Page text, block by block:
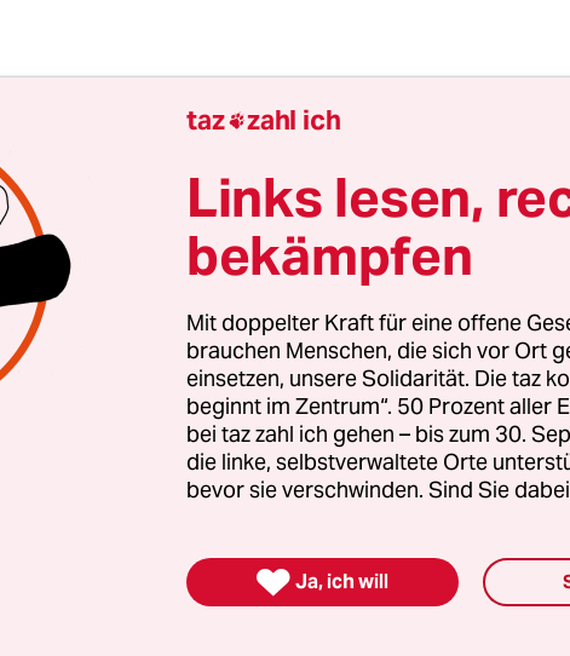
Henning Bleyl
gesetzte Mittfünfziger im dunklen Anzug wird
ungeduldig. „Es ist gleich viertel vor zehn, da will ich
mehr über den Nationalsozialismus reden!“
er, betont freundlich, fürein großformatiges
geworben
, in bester Bremer Innenstadtlage.
im zuständigen Stadtteilbeirat anders als
der nun in Rage gerät, braucht dessen Segen für
Firma, Kühne + Nagel – aber keine Debatten
taz zahl ich
Links lesen,
bekämpfen
Mit doppelter Kraft für eine offene
brauchen Menschen, die sich vor Ort
einsetzen, unsere Solidarität. Die taz
beginnt im Zentrum“. 50 Prozent aller
bei taz zahl ich gehen – bis zum 30.
die linke, selbstverwaltete Orte
bevor sie verschwinden. Sind Sie
 Ja, ich will